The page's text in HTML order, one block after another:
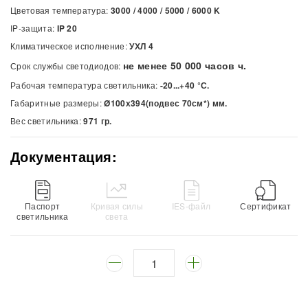
Цветовая температура:3000 / 4000 / 5000 / 6000K
IP-защита: IP 20
Климатическое исполнение:УХЛ 4
Срок службы светодиодов: не менее 50 000 часов ч.
Рабочая температура светильника: -20...+40 °С.
Габаритные размеры:Ø100х394(подвес 70см*) мм.
Вес светильника:971 гр.
Документация:
Паспорт
светильника
Кривая силы
света
IES-файл Сертификат